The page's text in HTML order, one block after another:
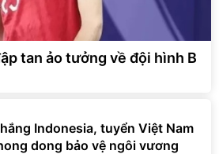
tan ảo tưởng về đội hình B
Indonesia, tuyển Việt Nam
dong bảo vệ ngôi vương